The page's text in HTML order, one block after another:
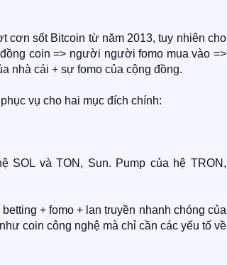
cơn sốt Bitcoin từ năm 2013, tuy nhiên cho
coin => người người fomo mua vào =>
nhà cái + sự fomo của cộng đồng.
vụ cho hai mục đích chính:
SOL và TON, Sun. Pump của hệ TRON,
+ fomo + lan truyền nhanh chóng của
coin công nghệ mà chỉ cần các yếu tố về